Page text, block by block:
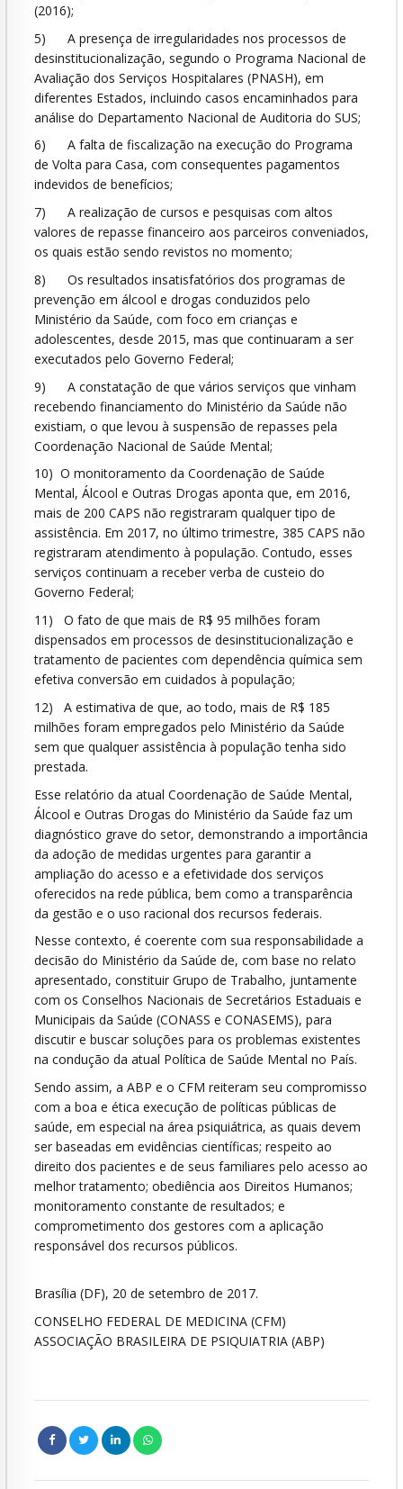
(2016);
5) A presença de irregularidades nos processos de
desinstitucionalização, segundo o Programa Nacional de
Avaliação dos Serviços Hospitalares (PNASH), em
diferentes Estados, incluindo casos encaminhados para
análise do Departamento Nacional de Auditoria do SUS;
6) A falta de fiscalização na execução do Programa
de Volta para Casa, com consequentes pagamentos
indevidos de benefícios;
7) A realização de cursos e pesquisas com altos
valores de repasse financeiro aos parceiros conveniados,
os quais estão sendo revistos no momento;
8) Os resultados insatisfatórios dos programas de
prevenção em álcool e drogas conduzidos pelo
Ministério da Saúde, com foco em crianças e
adolescentes, desde 2015, mas que continuaram a ser
executados pelo Governo Federal;
9) A constatação de que vários serviços que vinham
recebendo financiamento do Ministério da Saúde não
existiam, o que levou à suspensão de repasses pela
Coordenação Nacional de Saúde Mental;
10) O monitoramento da Coordenação de Saúde
Mental, Álcool e Outras Drogas aponta que, em 2016,
mais de 200 CAPS não registraram qualquer tipo de
assistência. Em 2017, no último trimestre, 385 CAPS não
registraram atendimento à população. Contudo, esses
serviços continuam a receber verba de custeio do
Governo Federal;
11) O fato de que mais de R$ 95 milhões foram
dispensados em processos de desinstitucionalização e
tratamento de pacientes com dependência química sem
efetiva conversão em cuidados à população;
12) A estimativa de que, ao todo, mais de R$ 185
milhões foram empregados pelo Ministério da Saúde
sem que qualquer assistência à população tenha sido
prestada.
Esse relatório da atual Coordenação de Saúde Mental,
Álcool e Outras Drogas do Ministério da Saúde faz um
diagnóstico grave do setor, demonstrando a importância
da adoção de medidas urgentes para garantir a
ampliação do acesso e a efetividade dos serviços
oferecidos na rede pública, bem como a transparência
da gestão e o uso racional dos recursos federais.
Nesse contexto, é coerente com sua responsabilidade a
decisão do Ministério da Saúde de, com base no relato
apresentado, constituir Grupo de Trabalho, juntamente
com os Conselhos Nacionais de Secretários Estaduais e
Municipais da Saúde (CONASS e CONASEMS), para
discutir e buscar soluções para os problemas existentes
na condução da atual Política de Saúde Mental no País.
Sendo assim, a ABP e o CFM reiteram seu compromisso
com a boa e ética execução de políticas públicas de
saúde, em especial na área psiquiátrica, as quais devem
ser baseadas em evidências científicas; respeito ao
direito dos pacientes e de seus familiares pelo acesso ao
melhor tratamento; obediência aos Direitos Humanos;
monitoramento constante de resultados; e
comprometimento dos gestores com a aplicação
responsável dos recursos públicos.
Brasília (DF), 20 de setembro de 2017.
CONSELHO FEDERAL DE MEDICINA (CFM)
ASSOCIAÇÃO BRASILEIRA DE PSIQUIATRIA (ABP)